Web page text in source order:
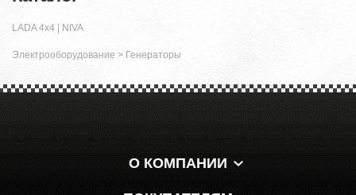
LADA 4x4 | NIVA
Электрооборудование > Генераторы
О КОМПАНИИ